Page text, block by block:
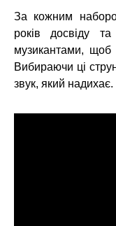
За кожним
років досвіду
музикантами, щоб
Вибираючи ці
звук, який надихає.